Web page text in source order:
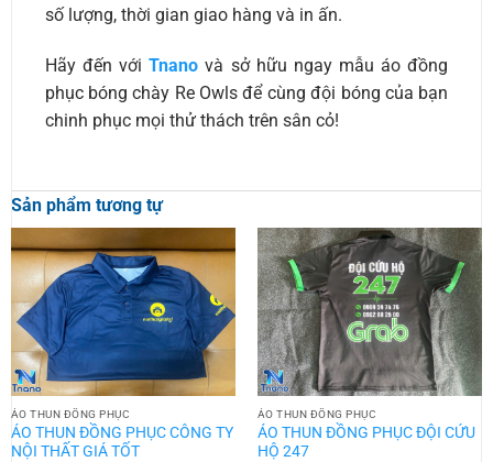
số lượng, thời gian giao hàng và in ấn.
Hãy đến vớiTnano và sở hữu ngay mẫu áo đồng
phục bóng chày Re Owls để cùng đội bóng của bạn
chinh phục mọi thử thách trên sân cỏ!
Sản phẩm tương tự
ÁO THUN ĐỒNG PHỤC
ÁO THUN ĐỒNG PHỤC CÔNG TY
NỘI THẤT GIÁ TỐT
ÁO THUN ĐỒNG PHỤC
ÁO THUN ĐỒNG PHỤC ĐỘI CỨU
HỘ 247